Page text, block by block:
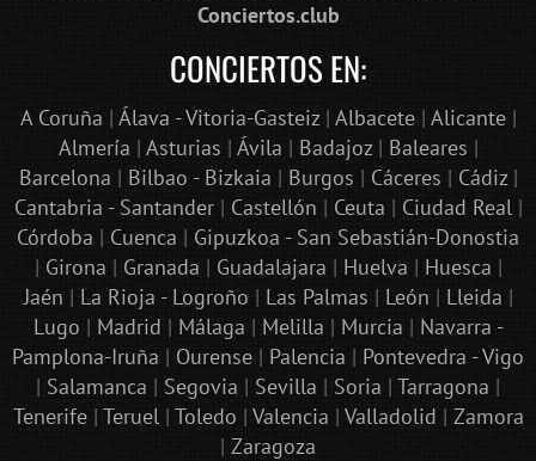
Conciertos.club
CONCIERTOS EN:
A Coruña | Álava - Vitoria-Gasteiz| Albacete| Alicante|
Almería | Asturias | Ávila | Badajoz| Baleares |
Barcelona | Bilbao - Bizkaia | Burgos | Cáceres | Cádiz|
Cantabria - Santander| Castellón | Ceuta | Ciudad Real |
Córdoba | Cuenca | Gipuzkoa - San Sebastián-Donostia
| Girona | Granada | Guadalajara | Huelva | Huesca |
Jaén | La Rioja - Logroño | Las Palmas | León | Lleida |
Lugo | Madrid | Málaga | Melilla | Murcia | Navarra -
Pamplona-Iruña | Ourense | Palencia | Pontevedra - Vigo
| Salamanca | Segovia | Sevilla | Soria | Tarragona |
Tenerife| Teruel | Toledo | Valencia | Valladolid | Zamora
| Zaragoza